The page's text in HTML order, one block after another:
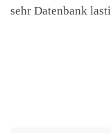
sehr Datenbank